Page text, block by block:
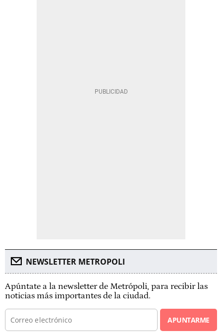
NEWSLETTER METROPOLI
Apúntate a la newsletter de Metrópoli, para recibir las
noticias más importantes de la ciudad.
APUNTARME